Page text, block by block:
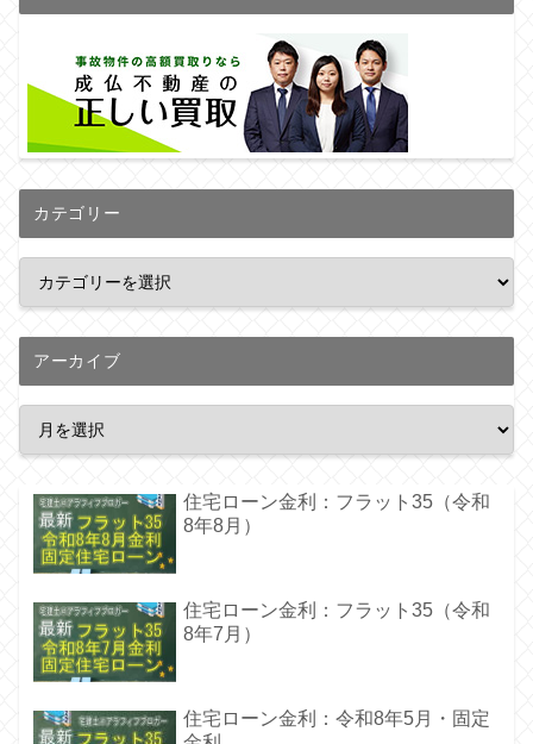
カテゴリー
アーカイブ
住宅ローン金利：フラット35（令和
8年8月）
住宅ローン金利：フラット35（令和
8年7月）
住宅ローン金利：令和8年5月・固定